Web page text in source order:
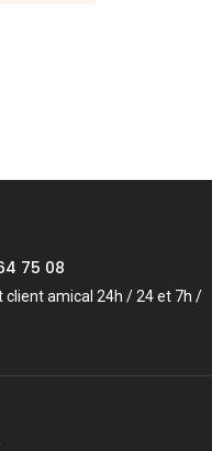
75 08
client amical 24h / 24 et 7h /